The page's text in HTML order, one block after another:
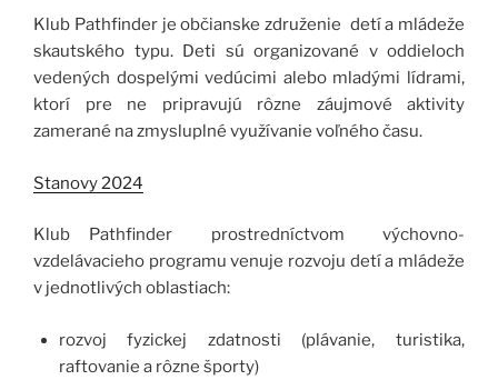
Klub Pathfinder je občianske združenie detí a mládeže
skautského typu. Deti sú organizované v oddieloch
vedených dospelými vedúcimi alebo mladými lídrami,
ktorí pre ne pripravujú rôzne záujmové aktivity
zamerané na zmysluplné využívanie voľného času.
Stanovy 2024
Klub Pathfinder prostredníctvom výchovno-
vzdelávacieho programu venuje rozvoju detí a mládeže
v jednotlivých oblastiach:
rozvoj fyzickej zdatnosti (plávanie, turistika,
raftovanie a rôzne športy)